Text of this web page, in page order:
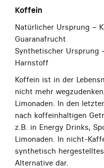
Koffein
Natürlicher Ursprung –
Guaranafrucht
Synthetischer Ursprung
Harnstoff
Koffein ist in der
nicht mehr
Limonaden. In den
nach koffeinhaltigen
z.B. in Energy Drinks,
Limonaden. In nicht-
synthetisch
Alternative dar.